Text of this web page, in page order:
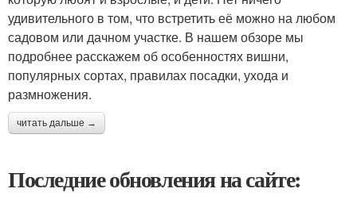
удивительного в том, что встретить её можно на любом
садовом или дачном участке. В нашем обзоре мы
подробнее расскажем об особенностях вишни,
популярных сортах, правилах посадки, ухода и
размножения.
читать дальше →
Последние обновления на сайте: